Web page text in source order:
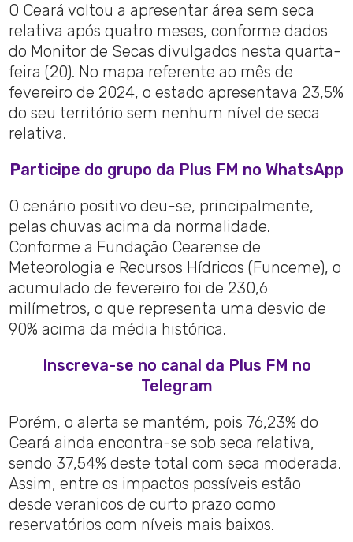
O Ceará voltou a apresentar área sem seca
relativa após quatro meses, conforme dados
do Monitor de Secas divulgados nesta quarta-
feira (20). No mapa referente ao mês de
fevereiro de 2024, o estado apresentava 23,5%
do seu território sem nenhum nível de seca
relativa.
Participe do grupo da Plus FM no WhatsApp
O cenário positivo deu-se, principalmente,
pelas chuvas acima da normalidade.
Conforme a Fundação Cearense de
Meteorologia e Recursos Hídricos (Funceme), o
acumulado de fevereiro foi de 230,6
milímetros, o que representa uma desvio de
90% acima da média histórica.
Inscreva-se no canal da Plus FM no
Telegram
Porém, o alerta se mantém, pois 76,23% do
Ceará ainda encontra-se sob seca relativa,
sendo 37,54% deste total com seca moderada.
Assim, entre os impactos possíveis estão
desde veranicos de curto prazo como
reservatórios com níveis mais baixos.